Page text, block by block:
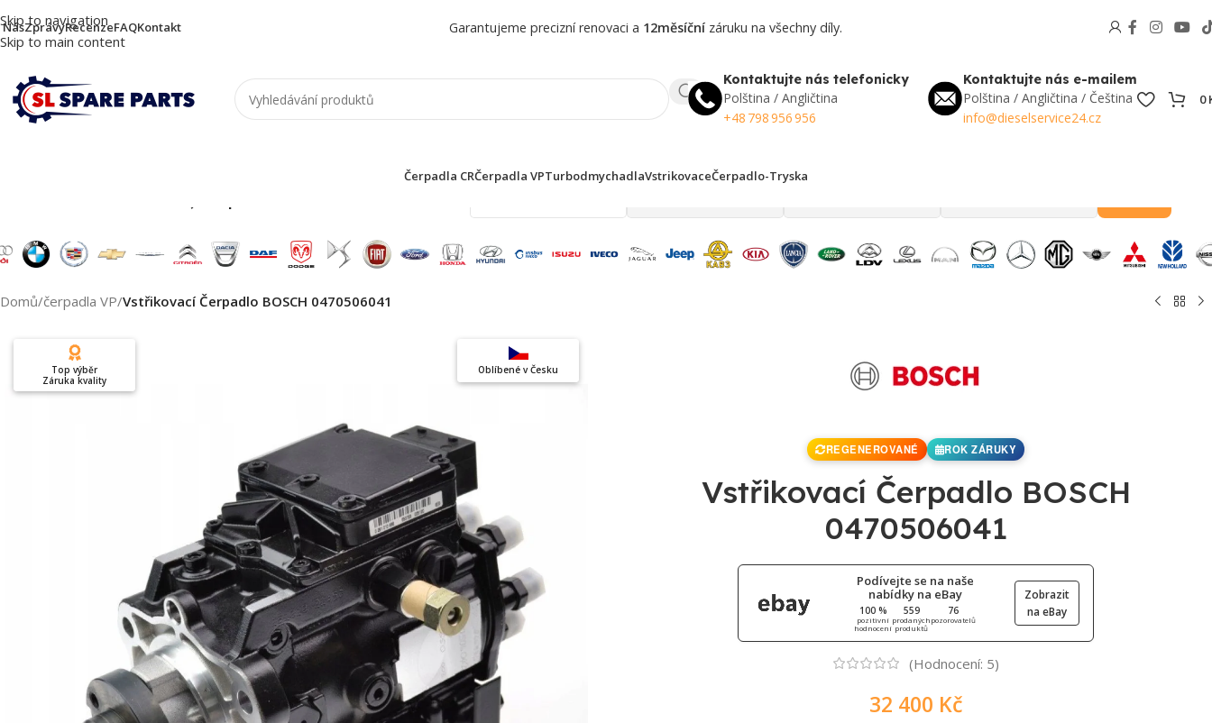
Skip to navigation
Skip to main content
NásZprávyRecenzeFAQKontakt Garantujeme precizní renovaci a 12měsíčnízáruku na všechny díly.
Kontaktujte nás telefonicky
Polština / Angličtina
+48 798 956 956
Kontaktujte nás e-mailem
Polština / Angličtina / Čeština
info@dieselservice24.cz
0
Čerpadla CRČerpadla VPTurbodmychadlaVstrikovaceČerpadlo-Tryska
Domů/čerpadla VP/Vstřikovací Čerpadlo BOSCH 0470506041
Oblíbené v Česku
Top výběr
Záruka kvality
REGENEROVANÉ ROK ZÁRUKY
Vstřikovací Čerpadlo BOSCH
0470506041
Podívejte se na naše
nabídky na eBay
100 %
pozitivní
hodnocení
559
prodaných
produktů
76
pozorovatelů
Zobrazit
na eBay
(Hodnocení: 5)
32 400 Kč